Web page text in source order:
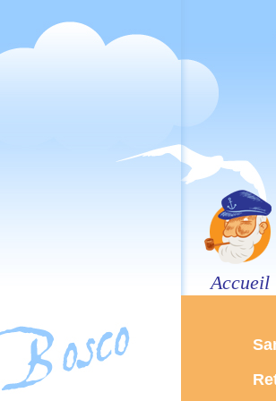
Accueil